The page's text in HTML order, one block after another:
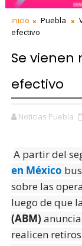
inicio Puebla
efectivo
Se
efectivo
Noticias Puebla
A partir del
en México
sobre las
luego de que
(ABM)
realicen